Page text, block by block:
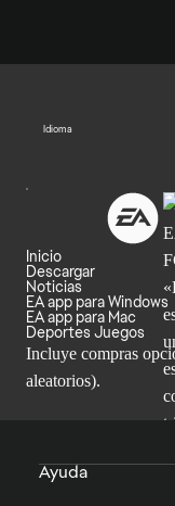
Idioma
Inicio
Descargar
Noticias
EA app para Windows
EA app para Mac
Deportes Juegos
Incluye compras
aleatorios).
Ayuda